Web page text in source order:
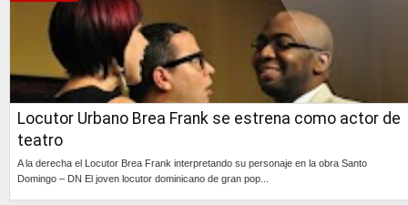
Locutor Urbano Brea Frank se estrena como actor de
teatro
A la derecha el Locutor Brea Frank interpretando su personaje en la obra Santo
Domingo – DN El joven locutor dominicano de gran pop...